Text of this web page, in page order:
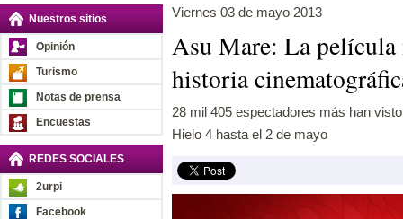
Nuestros sitios
Opinión
Turismo
Notas de prensa
Encuestas
REDES SOCIALES
2urpi
Facebook
Viernes 03 de mayo 2013
Asu Mare: La película
historia
28 mil 405 espectadores más han
Hielo 4 hasta el 2 de mayo